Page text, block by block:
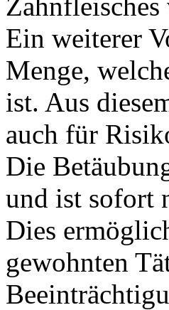
Ein weiterer
Menge,
ist. Aus
auch für
Die
und ist sofort
Dies
gewohnten